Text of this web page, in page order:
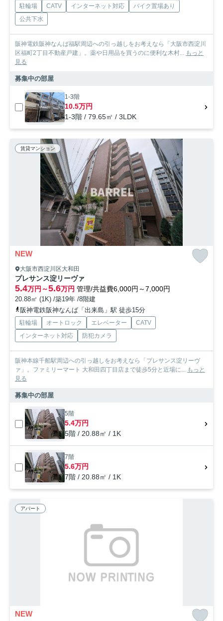
駐輪場 CATV インターネット対応
バイク置場あり
公共下水
阪神電鉄阪神なんば福駅周辺への引っ越しをお考えなら「大阪市西淀川
区福町2丁目不動産戸建」。薬や日用品を買うのに便利な木村... もっと
見る
募集中の部屋
1-3階
10.5万円
1-3階 / 79.65㎡ / 3LDK
賃貸マンション
NEW
大阪市西淀川区大和田
プレサンス淀リーヴァ
5.4万円～5.6万円 管理/共益費6,000円～7,000円
20.88㎡ (1K) /築19年 /8階建
阪神電鉄阪神なんば「出来島」駅 徒歩15分
駐輪場 オートロック エレベーター
CATV
インターネット対応
防犯カメラ
阪神本線千船駅周辺への引っ越しをお考えなら「プレサンス淀リーヴ
ァ」。ファミリーマート 大和田四丁目店まで徒歩5分と近場に... もっと
見る
募集中の部屋
5階
5.4万円
5階 / 20.88㎡ / 1K
7階
5.6万円
7階 / 20.88㎡ / 1K
アパート
NEW